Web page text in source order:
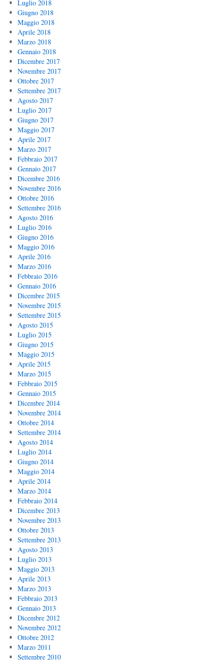
Luglio 2018
Giugno 2018
Maggio 2018
Aprile 2018
Marzo 2018
Gennaio 2018
Dicembre 2017
Novembre 2017
Ottobre 2017
Settembre 2017
Agosto 2017
Luglio 2017
Giugno 2017
Maggio 2017
Aprile 2017
Marzo 2017
Febbraio 2017
Gennaio 2017
Dicembre 2016
Novembre 2016
Ottobre 2016
Settembre 2016
Agosto 2016
Luglio 2016
Giugno 2016
Maggio 2016
Aprile 2016
Marzo 2016
Febbraio 2016
Gennaio 2016
Dicembre 2015
Novembre 2015
Settembre 2015
Agosto 2015
Luglio 2015
Giugno 2015
Maggio 2015
Aprile 2015
Marzo 2015
Febbraio 2015
Gennaio 2015
Dicembre 2014
Novembre 2014
Ottobre 2014
Settembre 2014
Agosto 2014
Luglio 2014
Giugno 2014
Maggio 2014
Aprile 2014
Marzo 2014
Febbraio 2014
Dicembre 2013
Novembre 2013
Ottobre 2013
Settembre 2013
Agosto 2013
Luglio 2013
Maggio 2013
Aprile 2013
Marzo 2013
Febbraio 2013
Gennaio 2013
Dicembre 2012
Novembre 2012
Ottobre 2012
Marzo 2011
Settembre 2010